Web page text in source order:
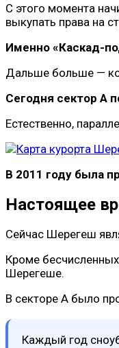
С этого момента
выкупать права на
Именно «Каскад-
Дальше больше —
Сегодня сектор А
Естественно,
В 2011 году была
Настоящее
Сейчас Шерегеш
Кроме
Шерегеше.
В секторе А было
Каждый год